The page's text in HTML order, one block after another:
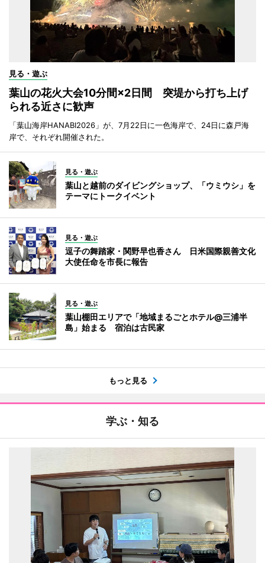
見る・遊ぶ
葉山の花火大会10分間×2日間 突堤から打ち上げ
られる近さに歓声
「葉山海岸HANABI2026」が、7月22日に一色海岸で、24日に森戸海
岸で、それぞれ開催された。
見る・遊ぶ
葉山と越前のダイビングショップ、「ウミウシ」を
テーマにトークイベント
見る・遊ぶ
逗子の舞踏家・関野早也香さん 日米国際親善文化
大使任命を市長に報告
見る・遊ぶ
葉山棚田エリアで「地域まるごとホテル@三浦半
島」始まる 宿泊は古民家
もっと見る
学ぶ・知る